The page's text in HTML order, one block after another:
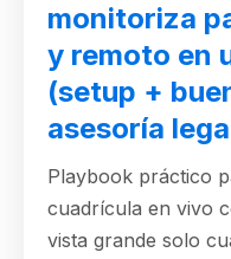
monitoriza
y remoto en
(setup +
asesoría
Playbook práctico
cuadrícula en vivo
vista grande solo